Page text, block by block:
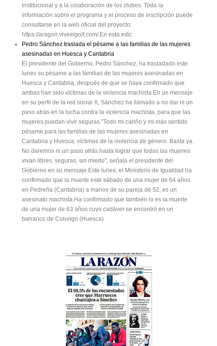
institucional y a la colaboración de los clubes. Toda la
información sobre el programa y el proceso de inscripción puede
consultarse en la web oficial del proyecto:
https://aragon.viveelgolf.com/.En esta edic
Pedro Sánchez traslada el pésame a las familias de las mujeres
asesinadas en Huesca y Cantabria
El presidente del Gobierno, Pedro Sánchez, ha trasladado este
lunes su pésame a las familias de las mujeres asesinadas en
Huesca y Cantabria, después de que se haya confirmado que
ambas han sido víctimas de la violencia machista.En un mensaje
en su perfil de la red social X, Sánchez ha llamado a no dar ni un
paso atrás en la lucha contra la violencia machista, para que las
mujeres puedan vivir seguras."Todo mi cariño y mi más sentido
pésame para las familias de las mujeres asesinadas en
Cantabria y Huesca, víctimas de la violencia de género. Basta ya.
No daremos ni un paso atrás hasta lograr que todas las mujeres
vivan libres, seguras, sin miedo", señala el presidente del
Gobierno en su mensaje.Este lunes, el Ministerio de Igualdad ha
confirmado que la muerte este sábado de una mujer de 64 años
en Pedreña (Cantabria) a manos de su pareja de 52, es un
asesinato machista.Ha confirmado que también lo es la muerte
de una mujer de 63 años cuyo cadáver se encontró en un
barranco de Colungo (Huesca)